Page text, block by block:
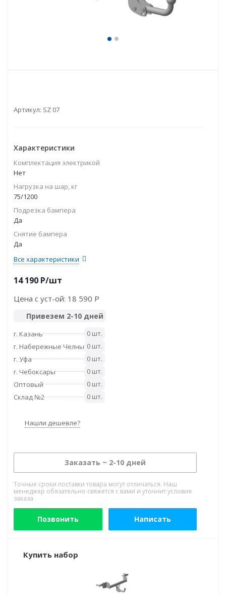
Артикул: SZ 07
Характеристики
Комплектация электрикой
Нет
Нагрузка на шар, кг
75/1200
Подрезка бампера
Да
Снятие бампера
Да
Все характеристики
14 190 P/шт
Цена с уст-ой: 18 590 P
Привезем 2-10 дней
г. Казань
0 шт.
г. Набережные Челны 0 шт.
г. Уфа
0 шт.
г. Чебоксары
0 шт.
Оптовый
0 шт.
Склад №2
0 шт.
Нашли дешевле?
Заказать ~ 2-10 дней
Точные сроки поставки товара могут отличаться. Наш
менеджер обязательно свяжется с вами и уточнит условия
заказа
Позвонить Написать
Купить набор